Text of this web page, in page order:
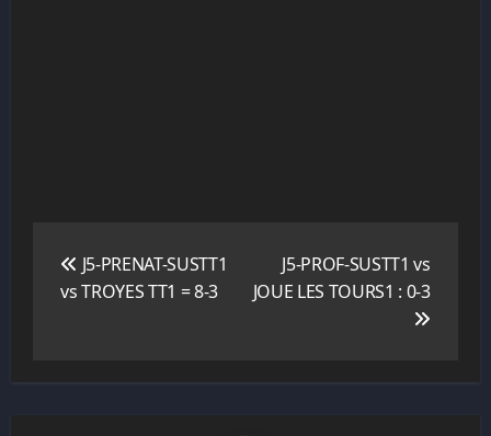
l’article
J5-PRENAT-SUSTT1
vs TROYES TT1 = 8-3
J5-PROF-SUSTT1 vs
JOUE LES TOURS1 : 0-3